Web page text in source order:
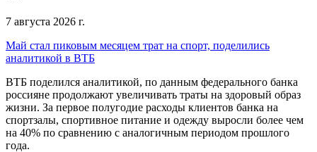
7 августа 2026 г.
Май стал пиковым месяцем трат на спорт, поделились
аналитикой в ВТБ
ВТБ поделился аналитикой, по данным федерального банка
россияне продолжают увеличивать траты на здоровый образ
жизни. За первое полугодие расходы клиентов банка на
спортзалы, спортивное питание и одежду выросли более чем
на 40% по сравнению с аналогичным периодом прошлого
года.